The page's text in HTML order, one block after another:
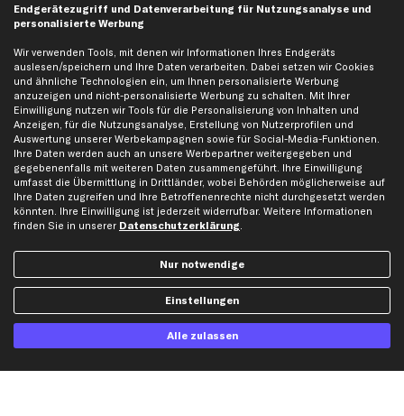
Rechnung Lastschrift Kreditkarte
Vorkasse
Versand
Artikel, Teile, Original und Bestell-Nr. dienen nur zu Vergleichszwecken und sind
keine Herkunftsbezeichnungen. Die Nennung von Namen, Warenzeichen oder
von diesen in Rechnungen an Fahrzeugbesitzer sind nicht statthaft. Die Ware bleibt
bis zur Bezahlung unser Eigentum.
Die hier dargestellten Daten, insbesondere die gesamte Datenbank, dürfen nicht
vervielfältigt werden. Die Vervielfältigung und Verbreitung der Daten und der
Datenbank ohne vorherige Einwilligung von TecAlliance und/oder die Einbeziehung
Dritter in solche Aktivitäten ist streng verboten. Jegliche unautorisierte Nutzung von
nach sich ziehen.
Endgerätezugriff und Datenverarbeitung für Nutzungsanalyse und
personalisierte Werbung
Wir verwenden Tools, mit denen wir Informationen Ihres Endgeräts
auslesen/speichern und Ihre Daten verarbeiten. Dabei setzen wir Cookies
und ähnliche Technologien ein, um Ihnen personalisierte Werbung
anzuzeigen und nicht-personalisierte Werbung zu schalten. Mit Ihrer
Einwilligung nutzen wir Tools für die Personalisierung von Inhalten und
Anzeigen, für die Nutzungsanalyse, Erstellung von Nutzerprofilen und
Auswertung unserer Werbekampagnen sowie für Social-Media-Funktionen.
Ihre Daten werden auch an unsere Werbepartner weitergegeben und
gegebenenfalls mit weiteren Daten zusammengeführt. Ihre Einwilligung
umfasst die Übermittlung in Drittländer, wobei Behörden möglicherweise auf
Ihre Daten zugreifen und Ihre Betroffenenrechte nicht durchgesetzt werden
könnten. Ihre Einwilligung ist jederzeit widerrufbar. Weitere Informationen
finden Sie in unserer Datenschutzerklärung.
Nur notwendige
Einstellungen
Alle zulassen